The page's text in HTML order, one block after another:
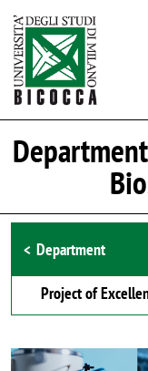
Browse the
Department
Project of
Image